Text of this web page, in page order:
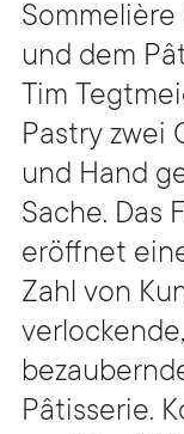
und dem
Tim
Pastry zwei
und Hand
Sache. Das
eröffnet
Zahl von
Pâtisserie.